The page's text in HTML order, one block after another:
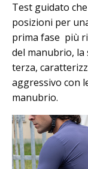
Test guidato
posizioni per
prima fase più
del manubrio, la
terza,
aggressivo con
manubrio.